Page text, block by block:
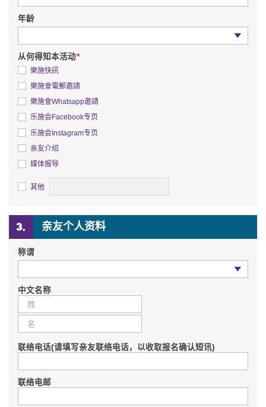
年龄
从何得知本活动*
樂施快訊
樂施會電郵邀請
樂施會Whatsapp邀請
乐施会Facebook专页
乐施会Instagram专页
亲友介绍
媒体报导
其他
详情
亲友个人资料
称谓
中文名称
联络电话(请填写亲友联络电话，以收取报名确认短讯)
联络电邮